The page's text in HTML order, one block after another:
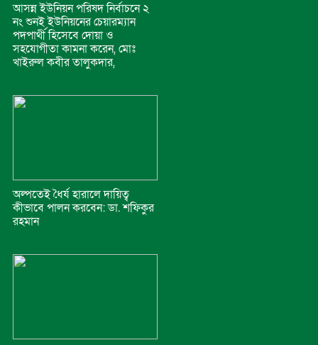
আসন্ন ইউনিয়ন পরিষদ নির্বাচনে ২
নং শুনই ইউনিয়নের চেয়ারম্যান
পদপার্থী হিসেবে দোয়া ও
সহযোগীতা কামনা করেন, মোঃ
খাইরুল কবীর তালুকদার,
অল্পতেই ধৈর্য হারালে দায়িত্ব
কীভাবে পালন করবেন: ডা. শফিকুর
রহমান